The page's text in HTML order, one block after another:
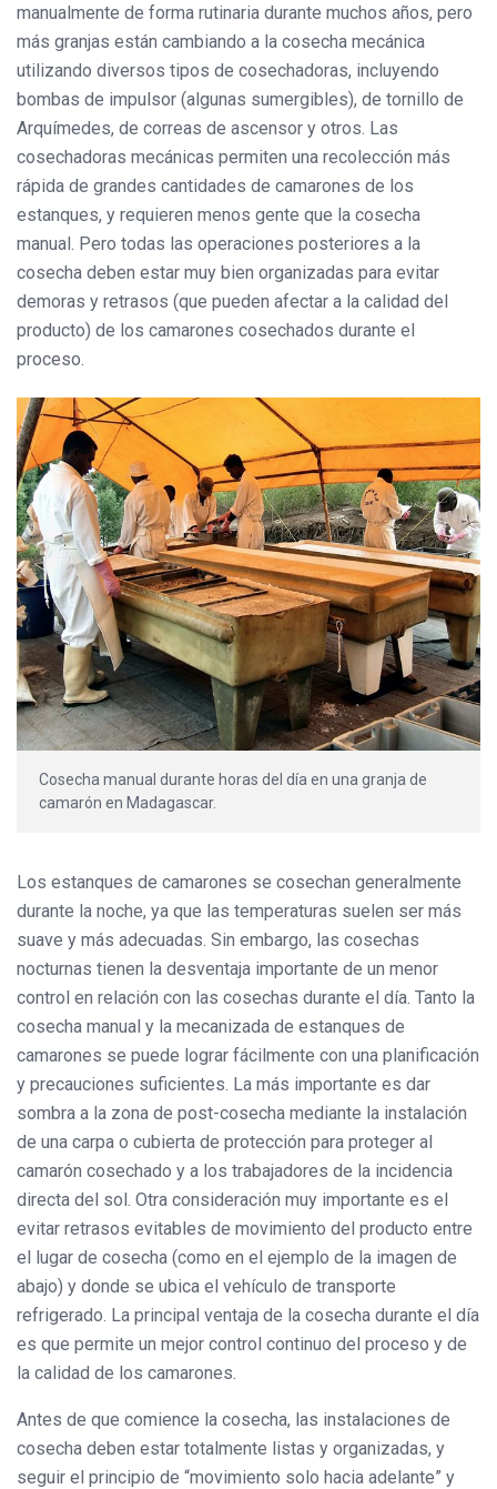
manualmente de forma rutinaria durante muchos años, pero
más granjas están cambiando a la cosecha mecánica
utilizando diversos tipos de cosechadoras, incluyendo
bombas de impulsor (algunas sumergibles), de tornillo de
Arquímedes, de correas de ascensor y otros. Las
cosechadoras mecánicas permiten una recolección más
rápida de grandes cantidades de camarones de los
estanques, y requieren menos gente que la cosecha
manual. Pero todas las operaciones posteriores a la
cosecha deben estar muy bien organizadas para evitar
demoras y retrasos (que pueden afectar a la calidad del
producto) de los camarones cosechados durante el
proceso.
Cosecha manual durante horas del día en una granja de
camarón en Madagascar.
Los estanques de camarones se cosechan generalmente
durante la noche, ya que las temperaturas suelen ser más
suave y más adecuadas. Sin embargo, las cosechas
nocturnas tienen la desventaja importante de un menor
control en relación con las cosechas durante el día. Tanto la
cosecha manual y la mecanizada de estanques de
camarones se puede lograr fácilmente con una planificación
y precauciones suficientes. La más importante es dar
sombra a la zona de post-cosecha mediante la instalación
de una carpa o cubierta de protección para proteger al
camarón cosechado y a los trabajadores de la incidencia
directa del sol. Otra consideración muy importante es el
evitar retrasos evitables de movimiento del producto entre
el lugar de cosecha (como en el ejemplo de la imagen de
abajo) y donde se ubica el vehículo de transporte
refrigerado. La principal ventaja de la cosecha durante el día
es que permite un mejor control continuo del proceso y de
la calidad de los camarones.
Antes de que comience la cosecha, las instalaciones de
cosecha deben estar totalmente listas y organizadas, y
seguir el principio de “movimiento solo hacia adelante” y